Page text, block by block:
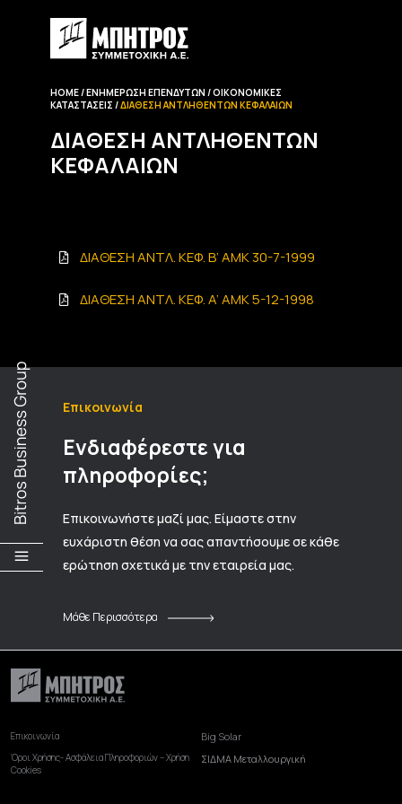
HOME ΕΝΗΜΈΡΩΣΗ EΠΕΝΔΥΤΏΝ
ΟΙΚΟΝΟΜΙΚΈΣ
ΚΑΤΑΣΤΆΣΕΙΣ
ΔΙΆΘΕΣΗ ΑΝΤΛΗΘΈΝΤΩΝ ΚΕΦΑΛΑΊΩΝ
ΔΙΆΘΕΣΗ ΑΝΤΛΗΘΈΝΤΩΝ
ΚΕΦΑΛΑΊΩΝ
ΔΙΑΘΕΣΗ ΑNTΛ. ΚΕΦ. B’ AMK 30-7-1999
ΔΙΑΘΕΣΗ ΑNTΛ. ΚΕΦ. A’ AMK 5-12-1998
Επικοινωνία
Ενδιαφέρεστε για
πληροφορίες;
Επικοινωνήστε μαζί μας. Είμαστε στην
ευχάριστη θέση να σας απαντήσουμε σε κάθε
ερώτηση σχετικά με την εταιρεία μας.
Μάθε Περισσότερα
Επικοινωνία
Όροι Χρήσης- Ασφάλεια Πληροφοριών – Χρήση
Cookies
Big Solar
ΣΙΔΜΑ Μεταλλουργική